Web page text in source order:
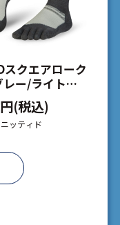
スクエアローク
レー/ライトグ
29
(税込)
ニッティド